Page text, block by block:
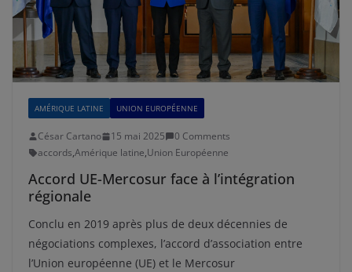
AMÉRIQUE LATINE UNION EUROPÉENNE
César Cartano 15 mai 2025
0 Comments
accords,Amérique latine,Union Européenne
Accord UE-Mercosur face à l’intégration
régionale
Conclu en 2019 après plus de deux décennies de
négociations complexes, l’accord d’association entre
l’Union européenne (UE) et le Mercosur